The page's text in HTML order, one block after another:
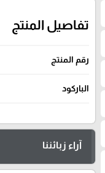
تفاصيل المنتج
رقم المنتج
الباركود
آراء زبائننا